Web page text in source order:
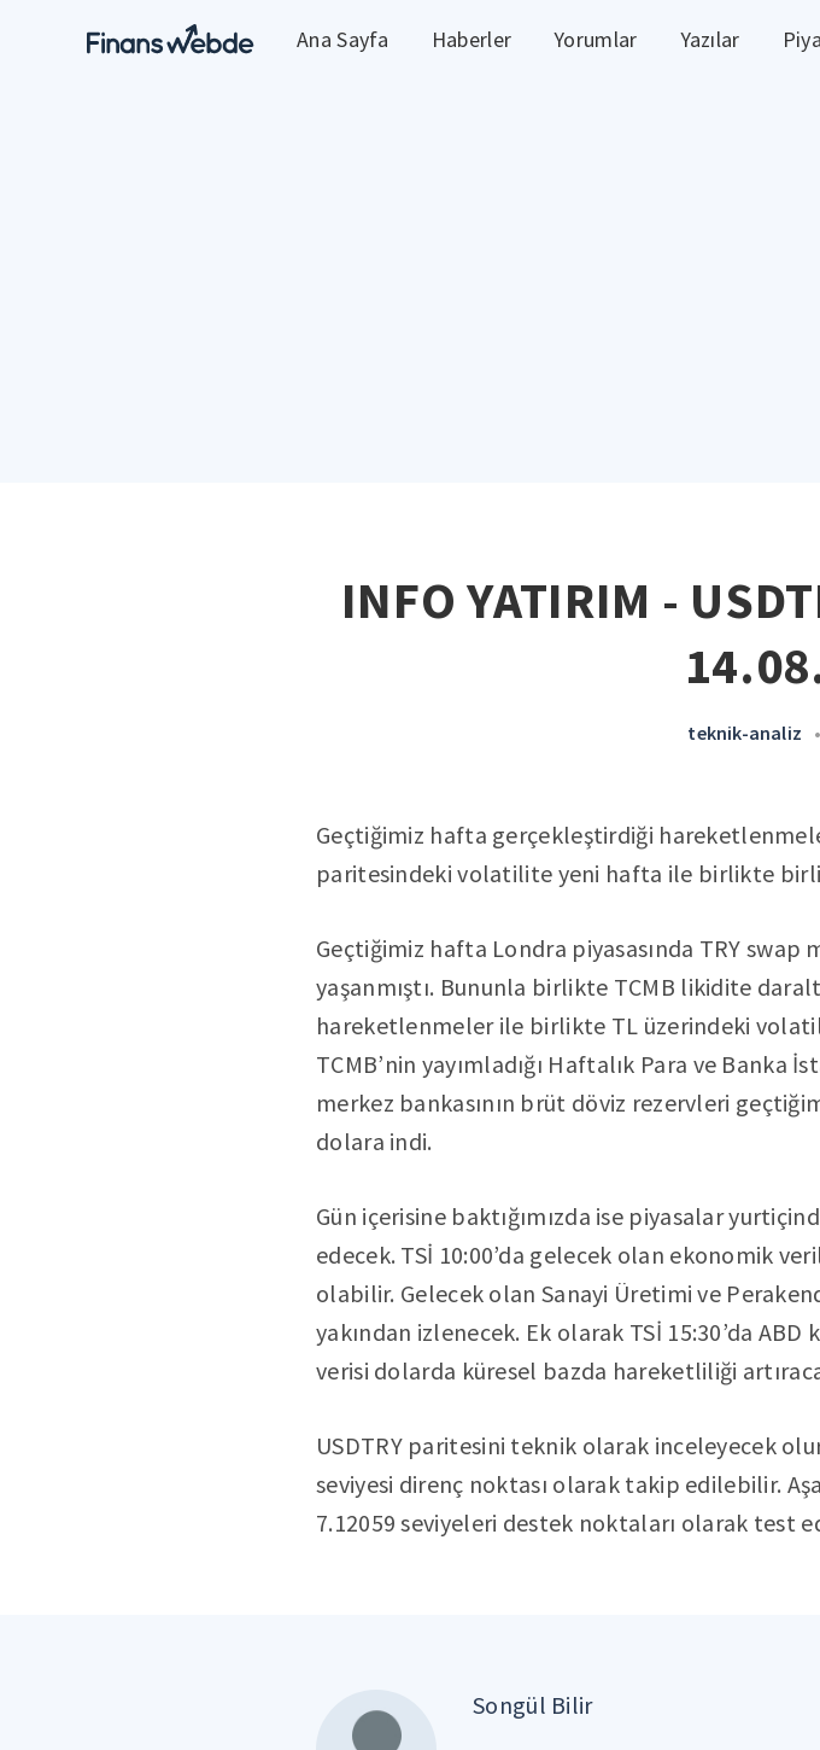
Ana Sayfa Haberler Yorumlar Yazılar
INFO YATIRIM -
teknik-analiz •
Geçtiğimiz hafta gerçekleştirdiği
paritesindeki volatilite yeni hafta ile birlikte
Geçtiğimiz hafta Londra piyasasında TRY
yaşanmıştı. Bununla birlikte TCMB likidite
hareketlenmeler ile birlikte TL üzerindeki
TCMB’nin yayımladığı Haftalık Para ve Banka
merkez bankasının brüt döviz rezervleri
dolara indi.
Gün içerisine baktığımızda ise piyasalar
edecek. TSİ 10:00’da gelecek olan ekonomik
olabilir. Gelecek olan Sanayi Üretimi ve
yakından izlenecek. Ek olarak TSİ 15:30’da
verisi dolarda küresel bazda hareketliliği
USDTRY paritesini teknik olarak inceleyecek
seviyesi direnç noktası olarak takip edilebilir.
7.12059 seviyeleri destek noktaları olarak test
Songül Bilir